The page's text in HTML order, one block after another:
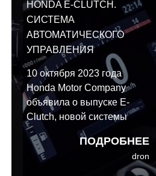
HONDA E-CLUTCH.
СИСТЕМА
АВТОМАТИЧЕСКОГО
УПРАВЛЕНИЯ
СЦЕПЛЕНИЕМ
ПОДРОБНЕЕ
10 октября 2023 года
Honda Motor Company
объявила о выпуске E-
Clutch, новой системы
автоматического
управления сцеплением
для мотоциклов с
dron